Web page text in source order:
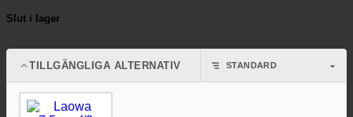
Slut i lager
TILLGÄNGLIGA ALTERNATIV